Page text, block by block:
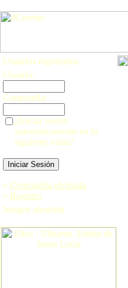
Usuarios registrados
Usuario:
Contraseña:
¿Iniciar sesión
automáticamente en la
siguiente visita?
» Contraseña olvidada
» Registro
Imagen aleatoria